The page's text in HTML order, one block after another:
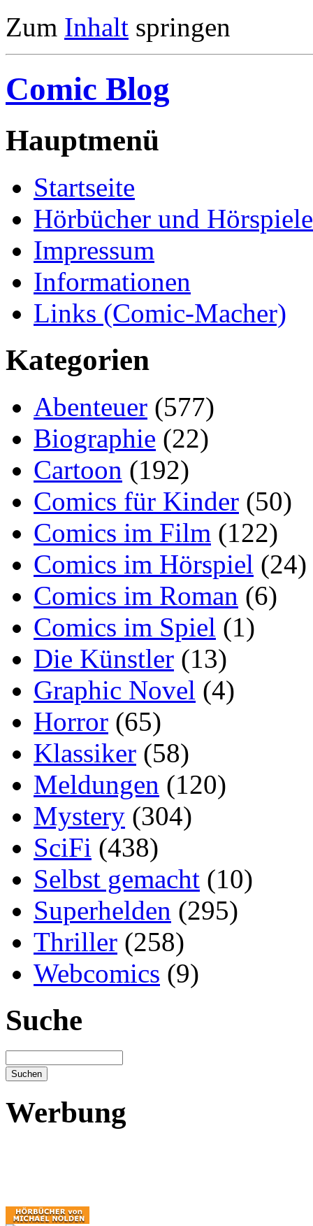
Zum Inhalt springen
Comic Blog
Hauptmenü
Startseite
Hörbücher und Hörspiele
Impressum
Informationen
Links (Comic-Macher)
Kategorien
Abenteuer (577)
Biographie (22)
Cartoon (192)
Comics für Kinder (50)
Comics im Film (122)
Comics im Hörspiel (24)
Comics im Roman (6)
Comics im Spiel (1)
Die Künstler (13)
Graphic Novel (4)
Horror (65)
Klassiker (58)
Meldungen (120)
Mystery (304)
SciFi (438)
Selbst gemacht (10)
Superhelden (295)
Thriller (258)
Webcomics (9)
Suche
Werbung